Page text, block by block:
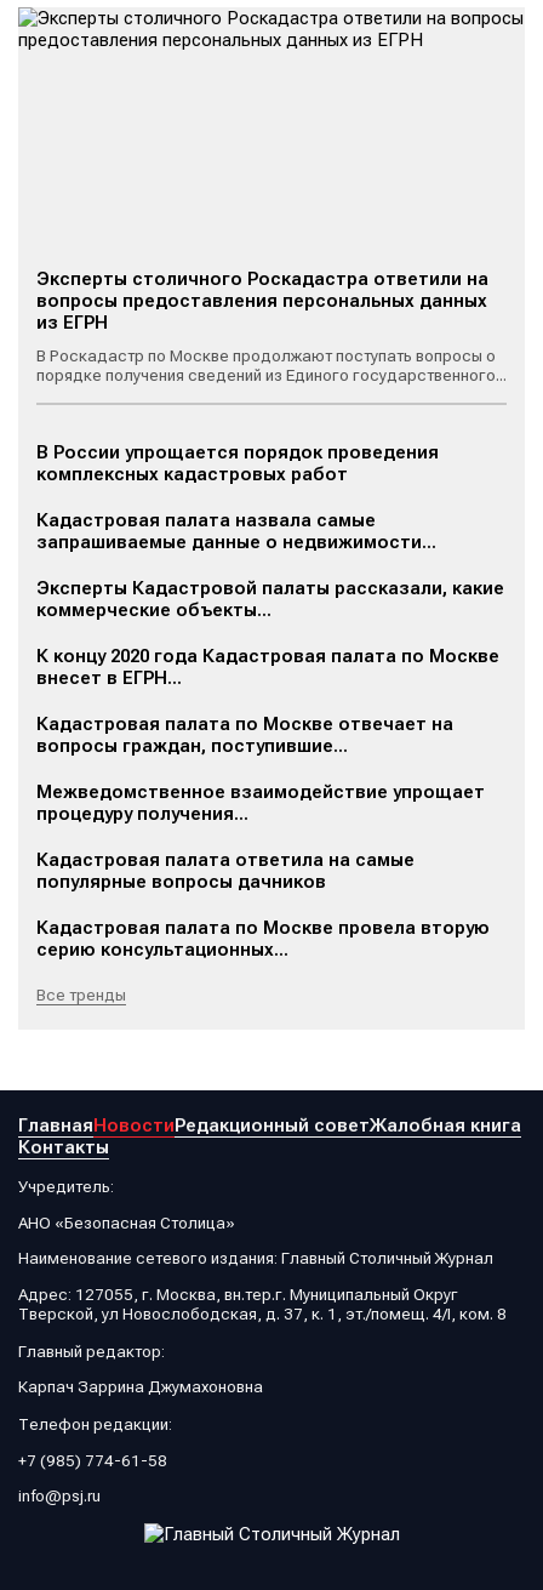
Эксперты столичного Роскадастра ответили на
вопросы предоставления персональных данных
из ЕГРН
В Роскадастр по Москве продолжают поступать вопросы о
порядке получения сведений из Единого государственного...
В России упрощается порядок проведения
комплексных кадастровых работ
Кадастровая палата назвала самые
запрашиваемые данные о недвижимости...
Эксперты Кадастровой палаты рассказали, какие
коммерческие объекты...
К концу 2020 года Кадастровая палата по Москве
внесет в ЕГРН...
Кадастровая палата по Москве отвечает на
вопросы граждан, поступившие...
Межведомственное взаимодействие упрощает
процедуру получения...
Кадастровая палата ответила на самые
популярные вопросы дачников
Кадастровая палата по Москве провела вторую
серию консультационных...
Все тренды
ГлавнаяНовостиРедакционный советЖалобная книга
Контакты
Учредитель:
АНО «Безопасная Столица»
Наименование сетевого издания: Главный Столичный Журнал
Адрес: 127055, г. Москва, вн.тер.г. Муниципальный Округ
Тверской, ул Новослободская, д. 37, к. 1, эт./помещ. 4/I, ком. 8
Главный редактор:
Карпач Заррина Джумахоновна
Телефон редакции:
+7 (985) 774-61-58
info@psj.ru